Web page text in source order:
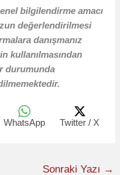
bilgilendirme amacı
değerlendirilmesi
danışmanız
kullanılmasından
durumunda
WhatsApp Twitter / X
Sonraki Yazı →